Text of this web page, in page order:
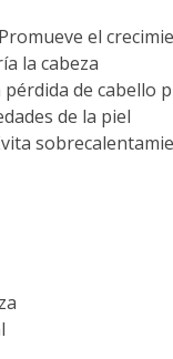
el
la cabeza
pérdida de cabello
de la piel